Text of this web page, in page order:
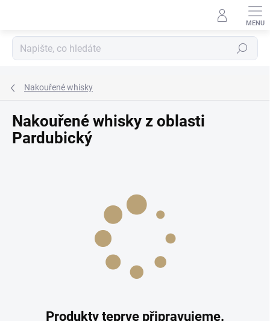
Hledat
Nakouřené whisky
Nakouřené whisky z oblasti
Pardubický
Produkty teprve připravujeme.